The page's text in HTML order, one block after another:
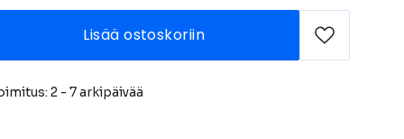
Lisää ostoskoriin
2 - 7 arkipäivää